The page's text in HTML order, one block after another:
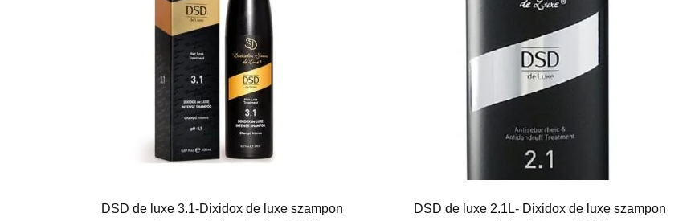
DSD de luxe 3.1-Dixidox de luxe szampon
DSD de luxe 2.1L- Dixidox de luxe szampon